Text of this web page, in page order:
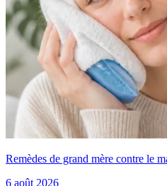
Remèdes de grand mère contre le
6 août 2026